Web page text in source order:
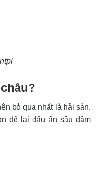
bỏ qua nhất là hải sản.
để lại dấu ấn sâu đậm